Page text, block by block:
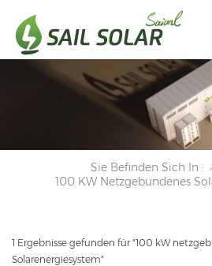
Sie Befinden Sich In :
100 KW Netzgebundenes
1 Ergebnisse gefunden für "100 kW
Solarenergiesystem"